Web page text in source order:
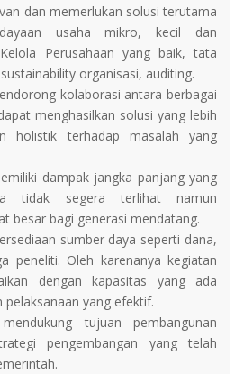
dan memerlukan solusi terutama
usaha mikro, kecil dan
Perusahaan yang baik, tata
organisasi, auditing.
kolaborasi antara berbagai
menghasilkan solusi yang lebih
holistik terhadap masalah yang
dampak jangka panjang yang
tidak segera terlihat namun
besar bagi generasi mendatang.
sumber daya seperti dana,
peneliti. Oleh karenanya kegiatan
dengan kapasitas yang ada
yang efektif.
tujuan pembangunan
pengembangan yang telah